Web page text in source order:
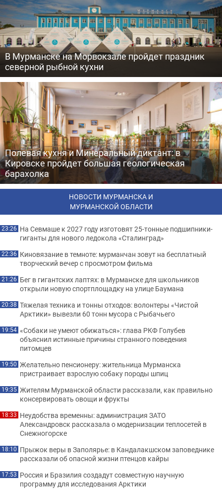
В Мурманске на Морвокзале пройдет праздник
северной рыбной кухни
Полевая кухня и Минеральный диктант: в
Кировске пройдет большая геологическая
барахолка
НОВОСТИ МУРМАНСКА И
МУРМАНСКОЙ ОБЛАСТИ
23:26 На Севмаше к 2027 году изготовят 25-тонные подшипники-
гиганты для нового ледокола «Сталинград»
22:36 Киновязание в темноте: мурманчан зовут на бесплатный
творческий вечер с просмотром фильма
21:26 Бег в гигантских лаптях: в Мурманске для школьников
открыли новую спортплощадку на улице Баумана
20:38 Тяжелая техника и тонны отходов: волонтеры «Чистой
Арктики» вывезли 60 тонн мусора с Рыбачьего
19:54 «Собаки не умеют обижаться»: глава РКФ Голубев
объяснил истинные причины странного поведения
питомцев
19:50 Желательно пенсионеру: жительница Мурманска
пристраивает взрослую собаку породы шпиц
19:35 Жителям Мурманской области рассказали, как правильно
консервировать овощи и фрукты
18:33 Неудобства временны: администрация ЗАТО
Александровск рассказала о модернизации теплосетей в
Снежногорске
18:10 Прыжок веры в Заполярье: в Кандалакшском заповеднике
рассказали об опасной жизни птенцов кайры
17:53 Россия и Бразилия создадут совместную научную
программу для исследования Арктики